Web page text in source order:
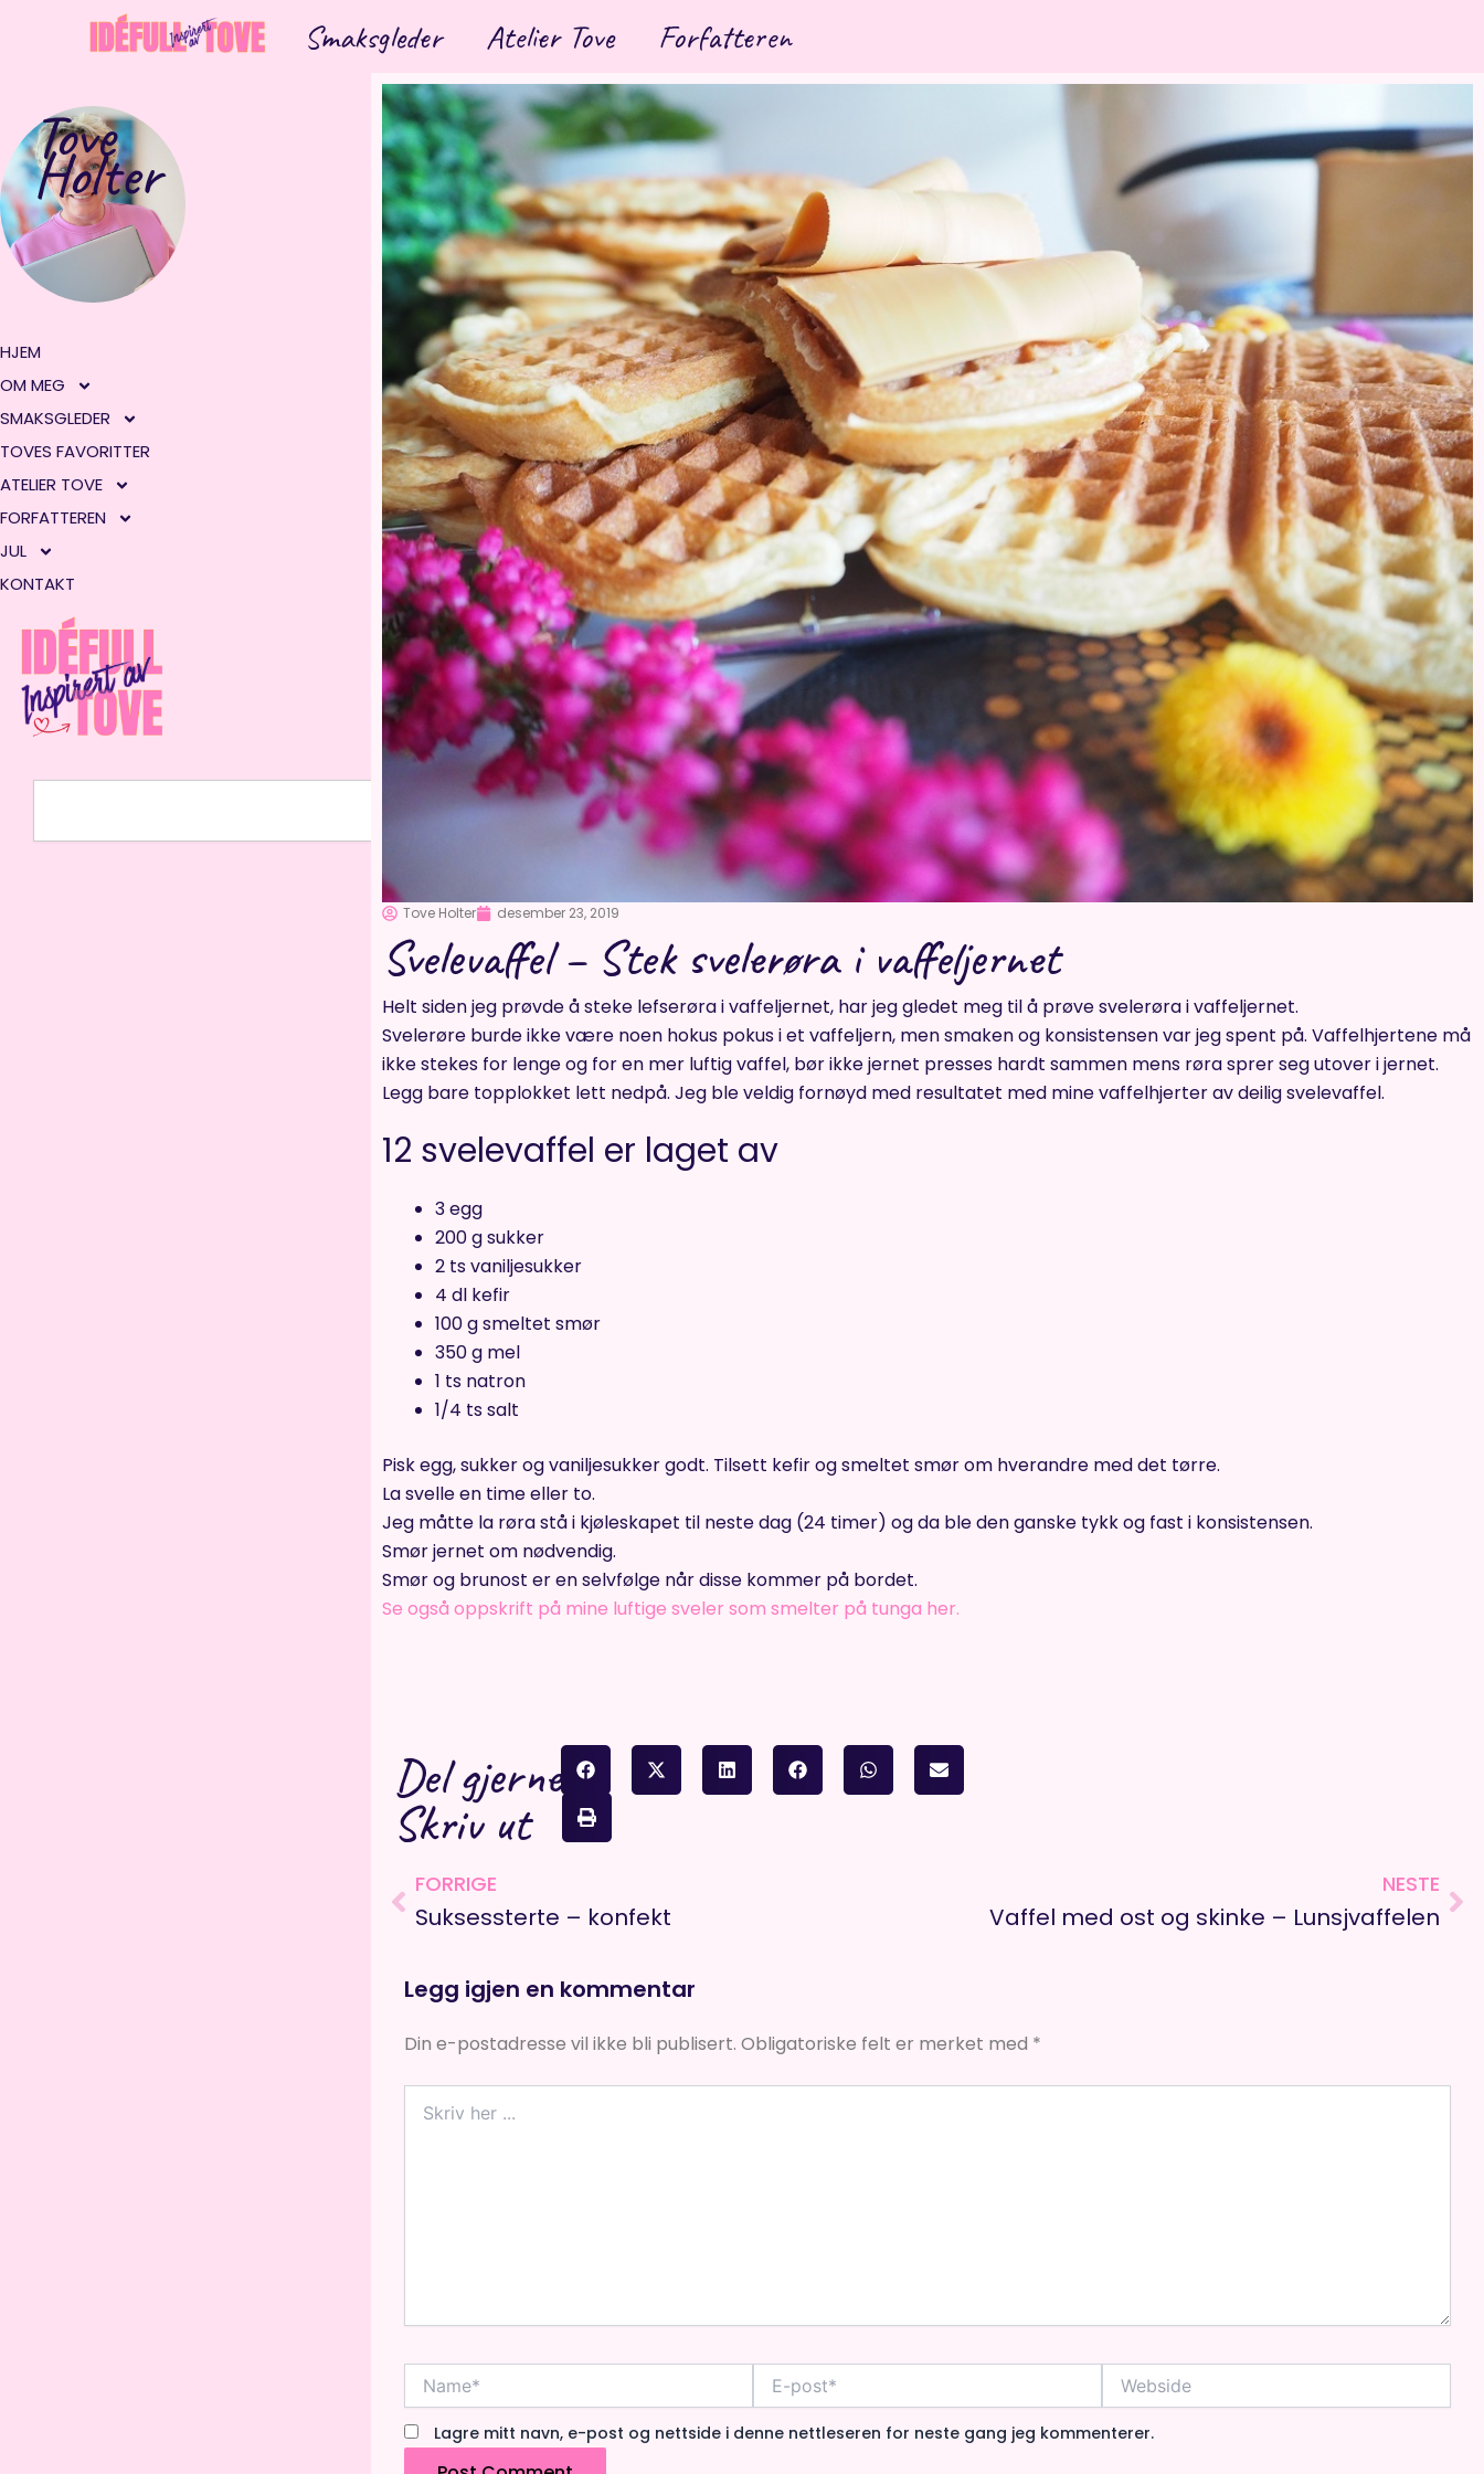
Smaksgleder Atelier Tove Forfatteren
Tove
Holter
HJEM
OM MEG
SMAKSGLEDER
TOVES FAVORITTER
ATELIER TOVE
FORFATTEREN
JUL
KONTAKT
Tove Holter desember 23, 2019
Svelevaffel – Stek svelerøra i vaffeljernet
Helt siden jeg prøvde å steke lefserøra i vaffeljernet, har jeg gledet meg til å prøve svelerøra i vaffeljernet.
Svelerøre burde ikke være noen hokus pokus i et vaffeljern, men smaken og konsistensen var jeg spent på. Vaffelhjertene må
ikke stekes for lenge og for en mer luftig vaffel, bør ikke jernet presses hardt sammen mens røra sprer seg utover i jernet.
Legg bare topplokket lett nedpå. Jeg ble veldig fornøyd med resultatet med mine vaffelhjerter av deilig svelevaffel.
12 svelevaffel er laget av
3 egg
200 g sukker
2 ts vaniljesukker
4 dl kefir
100 g smeltet smør
350 g mel
1 ts natron
1/4 ts salt
Pisk egg, sukker og vaniljesukker godt. Tilsett kefir og smeltet smør om hverandre med det tørre.
La svelle en time eller to.
Jeg måtte la røra stå i kjøleskapet til neste dag (24 timer) og da ble den ganske tykk og fast i konsistensen.
Smør jernet om nødvendig.
Smør og brunost er en selvfølge når disse kommer på bordet.
Se også oppskrift på mine luftige sveler som smelter på tunga her.
Del gjerne
Skriv ut
Prev
FORRIGE
Suksessterte – konfekt
NESTE
Vaffel med ost og skinke – Lunsjvaffelen
Legg igjen en kommentar
Din e-postadresse vil ikke bli publisert. Obligatoriske felt er merket med *
her
Name*
post*
Webside
Lagre mitt navn, e-post og nettside i denne nettleseren for neste gang jeg kommenterer.